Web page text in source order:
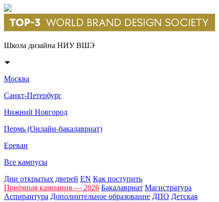
Школа дизайна НИУ ВШЭ
Москва
Санкт-Петербург
Нижний Новгород
Пермь (Онлайн-бакалавриат)
Ереван
Все кампусы
Дни открытых дверей EN Как поступить
Приёмная кампания — 2026 Бакалавриат Магистратура
Аспирантура Дополнительное образование ДПО Детская